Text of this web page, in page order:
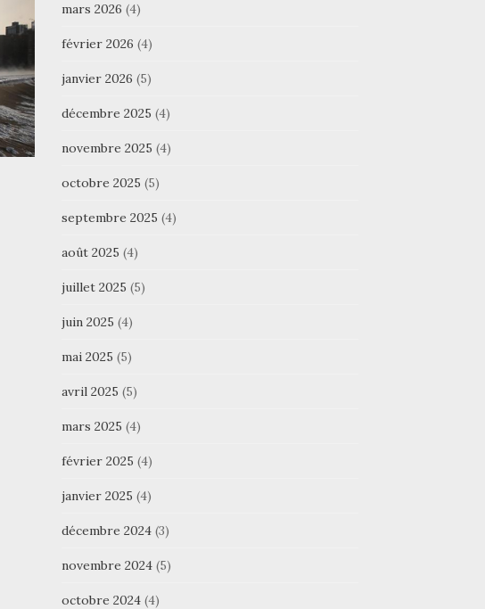
mars 2026 (4)
février 2026 (4)
janvier 2026 (5)
décembre 2025 (4)
novembre 2025 (4)
octobre 2025 (5)
septembre 2025 (4)
août 2025 (4)
juillet 2025 (5)
juin 2025 (4)
mai 2025 (5)
avril 2025 (5)
mars 2025 (4)
février 2025 (4)
janvier 2025 (4)
décembre 2024(3)
novembre 2024(5)
octobre 2024(4)